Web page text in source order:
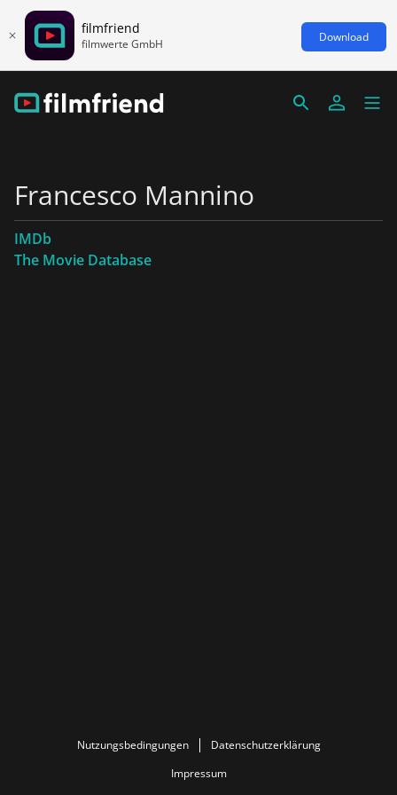
filmfriend
filmwerte GmbH Download
Francesco Mannino
IMDb
The Movie Database
Nutzungsbedingungen
Datenschutzerklärung
Impressum